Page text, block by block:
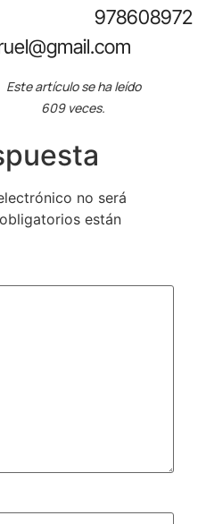
Este artículo se ha leído
609 veces.
no será
están